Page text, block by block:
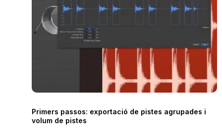
Primers passos: exportació de pistes agrupades i
volum de pistes